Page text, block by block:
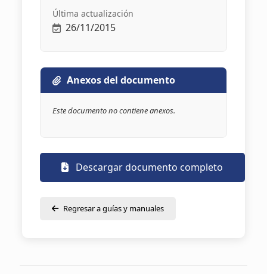
Última actualización
26/11/2015
Anexos del documento
Este documento no contiene anexos.
Descargar documento completo
Regresar a guías y manuales